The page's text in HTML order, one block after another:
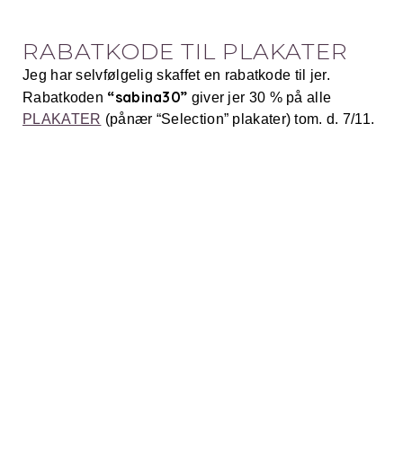
RABATKODE TIL PLAKATER
Jeg har selvfølgelig skaffet en rabatkode til jer.
Rabatkoden “sabina30” giver jer 30 % på alle
PLAKATER (pånær “Selection” plakater) tom. d. 7/11.